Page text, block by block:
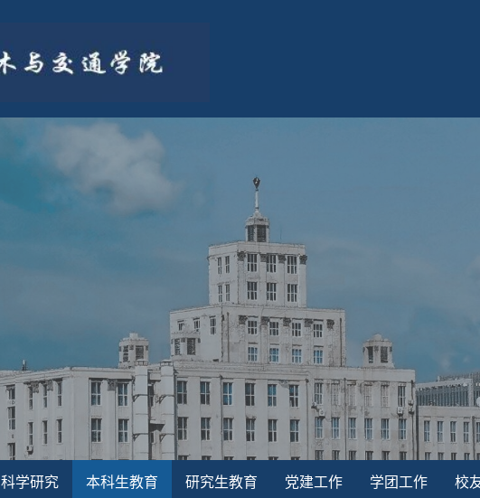
科学研究 本科生教育 研究生教育 党建工作 学团工作 校